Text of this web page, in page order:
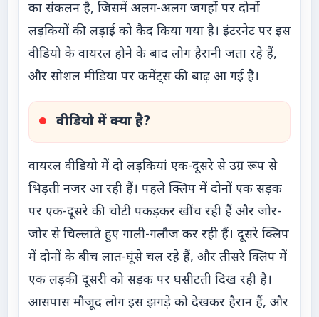
का संकलन है, जिसमें अलग-अलग जगहों पर दोनों
लड़कियों की लड़ाई को कैद किया गया है। इंटरनेट पर इस
वीडियो के वायरल होने के बाद लोग हैरानी जता रहे हैं,
और सोशल मीडिया पर कमेंट्स की बाढ़ आ गई है।
वीडियो में क्या है?
वायरल वीडियो में दो लड़कियां एक-दूसरे से उग्र रूप से
भिड़ती नजर आ रही हैं। पहले क्लिप में दोनों एक सड़क
पर एक-दूसरे की चोटी पकड़कर खींच रही हैं और जोर-
जोर से चिल्लाते हुए गाली-गलौज कर रही हैं। दूसरे क्लिप
में दोनों के बीच लात-घूंसे चल रहे हैं, और तीसरे क्लिप में
एक लड़की दूसरी को सड़क पर घसीटती दिख रही है।
आसपास मौजूद लोग इस झगड़े को देखकर हैरान हैं, और